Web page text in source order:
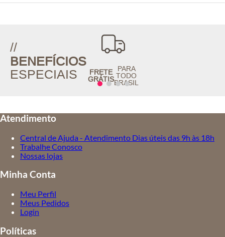
//
BENEFÍCIOS
ESPECIAIS
FRETE
GRÁTIS
PARA
TODO
BRASIL
Atendimento
Central de Ajuda - Atendimento Dias úteis das 9h às 18h
Trabalhe Conosco
Nossas lojas
Minha Conta
Meu Perfil
Meus Pedidos
Login
Políticas